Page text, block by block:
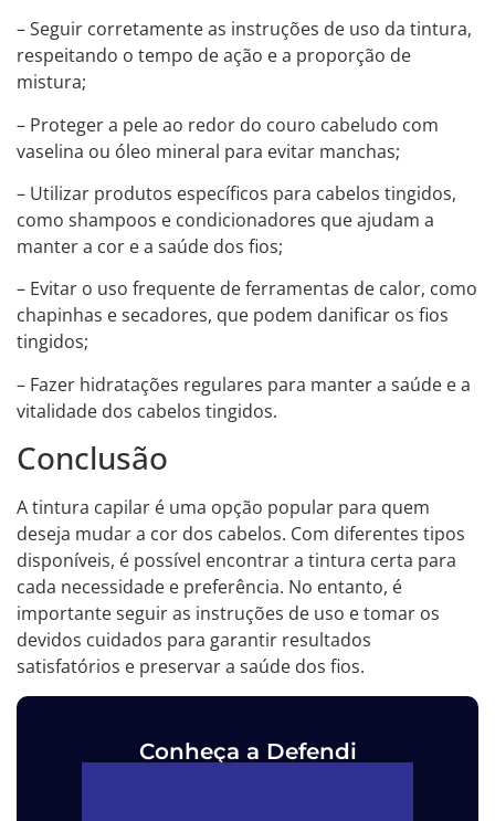
– Seguir corretamente as instruções de uso da tintura,
respeitando o tempo de ação e a proporção de
mistura;
– Proteger a pele ao redor do couro cabeludo com
vaselina ou óleo mineral para evitar manchas;
– Utilizar produtos específicos para cabelos tingidos,
como shampoos e condicionadores que ajudam a
manter a cor e a saúde dos fios;
– Evitar o uso frequente de ferramentas de calor, como
chapinhas e secadores, que podem danificar os fios
tingidos;
– Fazer hidratações regulares para manter a saúde e a
vitalidade dos cabelos tingidos.
Conclusão
A tintura capilar é uma opção popular para quem
deseja mudar a cor dos cabelos. Com diferentes tipos
disponíveis, é possível encontrar a tintura certa para
cada necessidade e preferência. No entanto, é
importante seguir as instruções de uso e tomar os
devidos cuidados para garantir resultados
satisfatórios e preservar a saúde dos fios.
Conheça a Defendi